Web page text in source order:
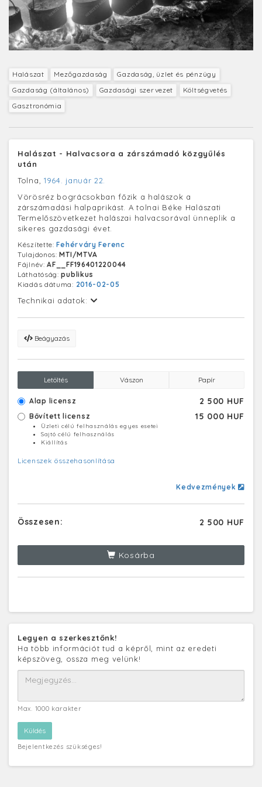
Halászat Mezőgazdaság
Gazdaság, üzlet és pénzügy
Gazdaság (általános)
Gazdasági szervezet
Költségvetés
Gasztronómia
Halászat - Halvacsora a zárszámadó közgyűlés
után
Tolna, 1964. január 22.
Vörösréz bográcsokban főzik a halászok a
zárszámadási halpaprikást. A tolnai Béke Halászati
Termelőszövetkezet halászai halvacsorával ünneplik a
sikeres gazdasági évet.
Készítette:Fehérváry Ferenc
Tulajdonos:MTI/MTVA
Fájlnév:AF__FF196401220044
Láthatóság:publikus
Kiadás dátuma: 2016-02-05
Technikai adatok:
Beágyazás
Letöltés Vászon Papír
Alap licensz 2 500 HUF
Bővített licensz 15 000 HUF
Üzleti célú felhasználás egyes esetei
Sajtó célú felhasználás
Kiállítás
Licenszek összehasonlítása
Kedvezmények
Összesen: 2 500 HUF
Kosárba
Legyen a szerkesztőnk!
Ha több információt tud a képről, mint az eredeti
képszöveg, ossza meg velünk!
Max. 1000 karakter
Bejelentkezés szükséges!